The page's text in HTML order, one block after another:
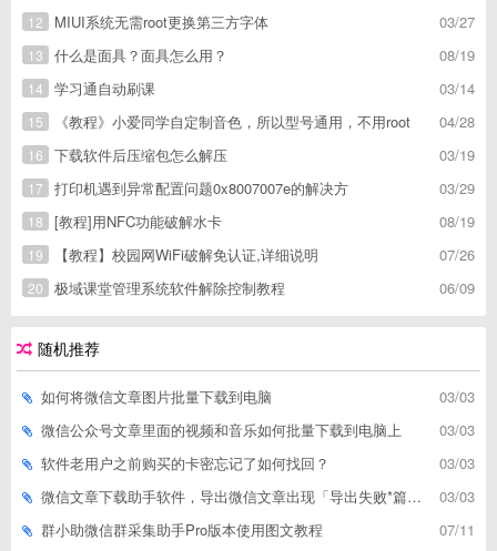
03/27
12
MIUI系统无需root更换第三方字体
08/19
13
什么是面具？面具怎么用？
03/14
14
学习通自动刷课
04/28
15
《教程》小爱同学自定制音色，所以型号通用，不用root
03/19
16
下载软件后压缩包怎么解压
03/29
17
打印机遇到异常配置问题0x8007007e的解决方
08/19
18
[教程]用NFC功能破解水卡
07/26
19
【教程】校园网WiFi破解免认证,详细说明
06/09
20 极域课堂管理系统软件解除控制教程
随机推荐
03/03
如何将微信文章图片批量下载到电脑
03/03
微信公众号文章里面的视频和音乐如何批量下载到电脑上
03/03
软件老用户之前购买的卡密忘记了如何找回？
03/03
微信文章下载助手软件，导出微信文章出现「导出失败*篇」如何解决
07/11
群小助微信群采集助手Pro版本使用图文教程